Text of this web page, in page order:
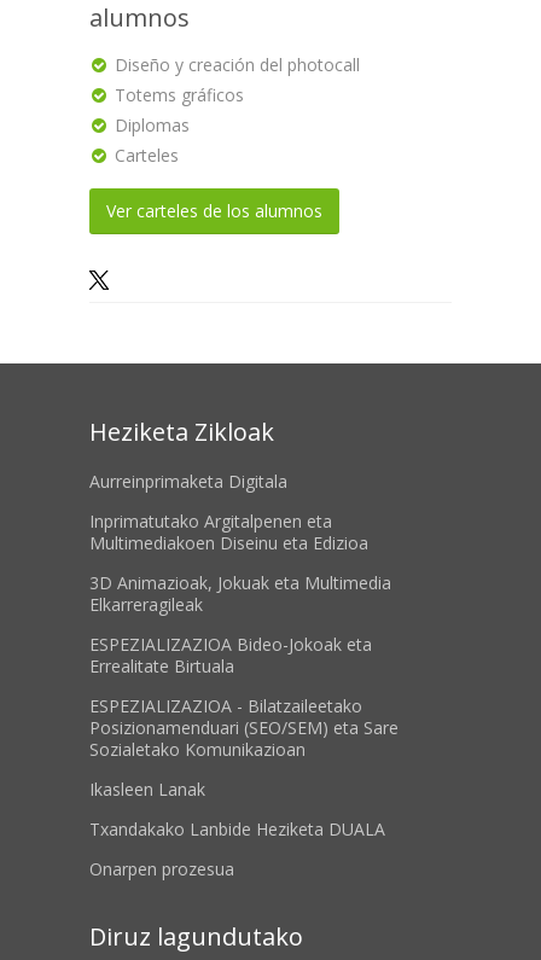
alumnos
Diseño y creación del photocall
Totems gráficos
Diplomas
Carteles
Ver carteles de los alumnos
Heziketa Zikloak
Aurreinprimaketa Digitala
Inprimatutako Argitalpenen eta
Multimediakoen Diseinu eta Edizioa
3D Animazioak, Jokuak eta Multimedia
Elkarreragileak
ESPEZIALIZAZIOA Bideo-Jokoak eta
Errealitate Birtuala
ESPEZIALIZAZIOA - Bilatzaileetako
Posizionamenduari (SEO/SEM) eta Sare
Sozialetako Komunikazioan
Ikasleen Lanak
Txandakako Lanbide Heziketa DUALA
Onarpen prozesua
Diruz lagundutako